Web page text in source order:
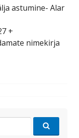
astumine- Alar
+
nimekirja